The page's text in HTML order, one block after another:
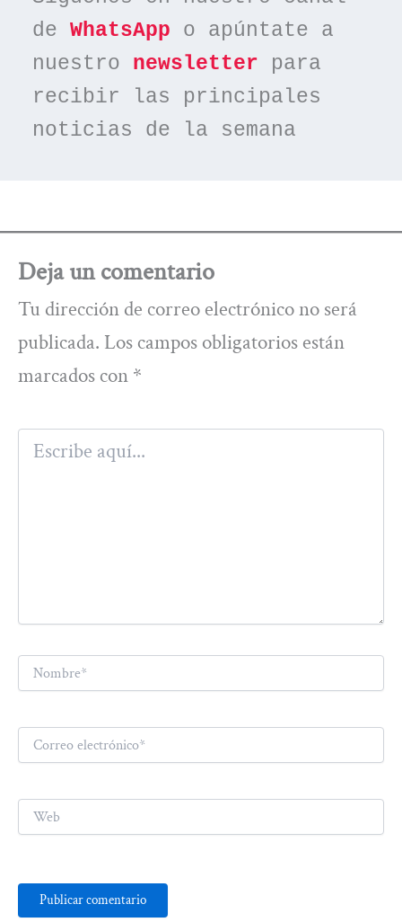
de WhatsApp o apúntate a
nuestro newsletter para
recibir las principales
noticias de la semana
Deja un comentario
Tu dirección de correo electrónico no será
publicada. Los campos obligatorios están
marcados con *
Escribe
aquí...
Nombre*
Correo
electrónico*
Web